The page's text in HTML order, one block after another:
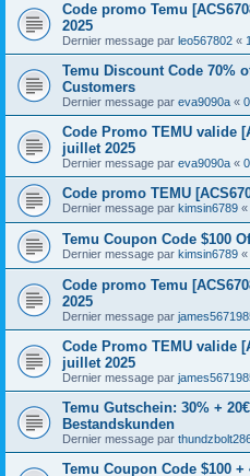
Code promo Temu
2025
Dernier message par leo567802 «
Temu Discount Code 70%
Customers
Dernier message par eva9090a «
Code Promo TEMU valide
juillet 2025
Dernier message par eva9090a «
Code promo TEMU
Dernier message par kimsin6789 «
Temu Coupon Code $100
Dernier message par kimsin6789 «
Code promo Temu
2025
Dernier message par
Code Promo TEMU valide
juillet 2025
Dernier message par
Temu Gutschein: 30% +
Bestandskunden
Dernier message par
Temu Coupon Code $100 +